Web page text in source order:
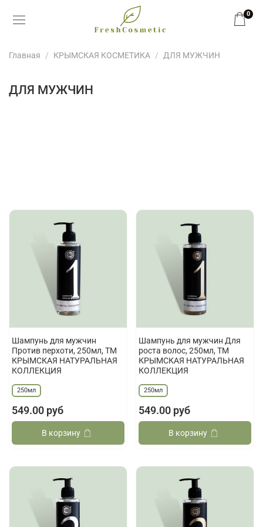
0
Главная КРЫМСКАЯ КОСМЕТИКА ДЛЯ МУЖЧИН
ДЛЯ МУЖЧИН
Шампунь для мужчин
Против перхоти, 250мл, ТМ
КРЫМСКАЯ НАТУРАЛЬНАЯ
КОЛЛЕКЦИЯ
250мл
549.00 руб
В корзину
Шампунь для мужчин Для
роста волос, 250мл, ТМ
КРЫМСКАЯ НАТУРАЛЬНАЯ
КОЛЛЕКЦИЯ
250мл
549.00 руб
В корзину